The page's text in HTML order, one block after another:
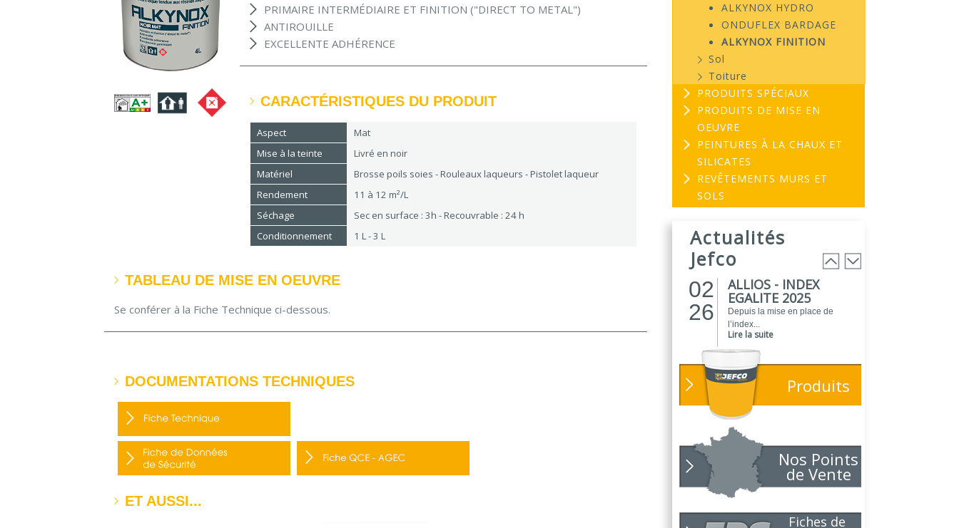
PRIMAIRE INTERMÉDIAIRE ET FINITION ("DIRECT TO METAL")
ANTIROUILLE
EXCELLENTE ADHÉRENCE
CARACTÉRISTIQUES DU PRODUIT
Aspect
Mat
Mise à la teinte
Livré en noir
Matériel
Brosse poils soies - Rouleaux laqueurs - Pistolet laqueur
Rendement
11 à 12 m²/L
Séchage
Sec en surface : 3h - Recouvrable : 24 h
Conditionnement
1 L - 3 L
TABLEAU DE MISE EN OEUVRE
Se conférer à la Fiche Technique ci-dessous.
DOCUMENTATIONS TECHNIQUES
ET AUSSI...
ALKYNOX HYDRO
ONDUFLEX BARDAGE
ALKYNOX FINITION
Sol
Toiture
PRODUITS SPÉCIAUX
PRODUITS DE MISE EN
OEUVRE
PEINTURES À LA CHAUX ET
SILICATES
REVÊTEMENTS MURS ET
SOLS
Actualités
Jefco
03
Peinture
EVOGREEN est une gamme de
Lire la suite
02
26
ALLIOS - INDEX
EGALITE 2025
Depuis la mise en place de
l’index...
Lire la suite
01
26
ATELIER DU
PEINTRE 2026 !
Parce que chaque chantier
compte, nous...
Lire la suite
01
26
NOUVEAUTÉ
POLARIS
Toujours soucieux des besoins
Lire la suite
01
NOUVELLE ANNÉE,
NOUVEAUX
Produits
Nos Points
de Vente
Fiches de